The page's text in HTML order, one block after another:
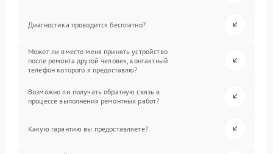
Диагностика проводится бесплатно?
Может ли вместо меня принять устройство
после ремонта другой человек, контактный
телефон которого я предоставлю?
Возможно ли получать обратную связь в
процессе выполнения ремонтных работ?
Какую гарантию вы предоставляете?